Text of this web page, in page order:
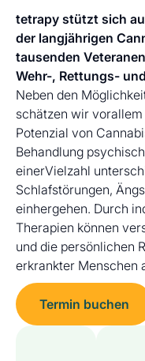
tetrapy stützt sich
der langjährigen
tausenden
Wehr-, Rettungs-
Neben den
schätzen wir
Potenzial von
Behandlung
einerVielzahl
Schlafstörungen,
einhergehen. Durch
Therapien können
und die persönlichen
erkrankter Menschen
Termin buchen